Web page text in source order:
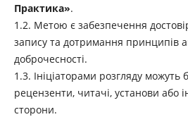
Практика».
1.2. Метою є забезпечення
запису та дотримання принципів
доброчесності.
1.3. Ініціаторами розгляду можуть
рецензенти, читачі, установи або
сторони.